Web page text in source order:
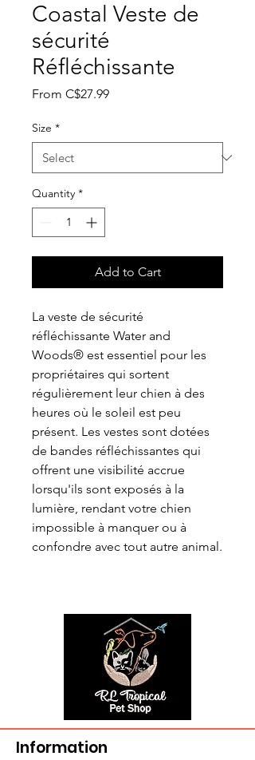
Coastal Veste de
sécurité
Réfléchissante
From C$27.99Sale
Size *
Quantity *
Add to Cart
La veste de sécurité
réfléchissante Water and
Woods® est essentiel pour les
propriétaires qui sortent
régulièrement leur chien à des
heures où le soleil est peu
présent. Les vestes sont dotées
de bandes réfléchissantes qui
offrent une visibilité accrue
lorsqu'ils sont exposés à la
lumière, rendant votre chien
impossible à manquer ou à
confondre avec tout autre animal.
Information